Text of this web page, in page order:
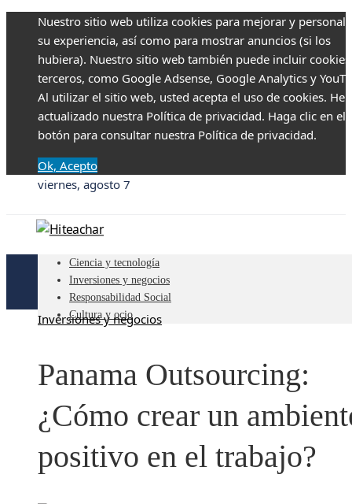
Nuestro sitio web utiliza cookies para mejorar y
su experiencia, así como para mostrar anuncios (si los
hubiera). Nuestro sitio web también puede incluir
terceros, como Google Adsense, Google Analytics y
Al utilizar el sitio web, usted acepta el uso de cookies.
actualizado nuestra Política de privacidad. Haga clic en el
botón para consultar nuestra Política de privacidad.
Ok, Acepto
viernes, agosto 7
Ciencia y tecnología
Inversiones y negocios
Responsabilidad Social
Cultura y ocio
Inversiones y negocios
Panama Outsourcing:
¿Cómo crear un
positivo en el trabajo?